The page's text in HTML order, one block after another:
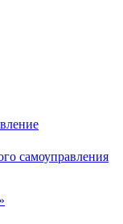
самоуправления